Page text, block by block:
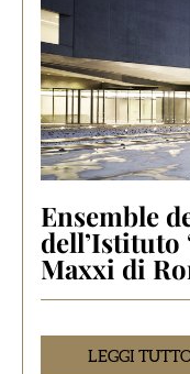
Ensemble
dell’Istituto
Maxxi di
LEGGI